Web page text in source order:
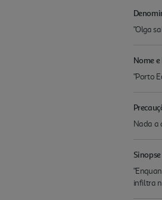
"Olga
Nome
"Porto
Nada a
Sinopse
infiltra